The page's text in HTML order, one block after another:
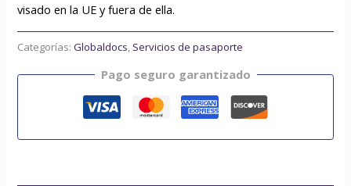
visado en la UE y fuera de ella.
Categorías:Globaldocs, Servicios de pasaporte
Pago seguro garantizado